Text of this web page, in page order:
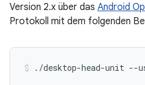
Version 2.x über das Android
Protokoll mit dem folgenden
./desktop-head-unit --